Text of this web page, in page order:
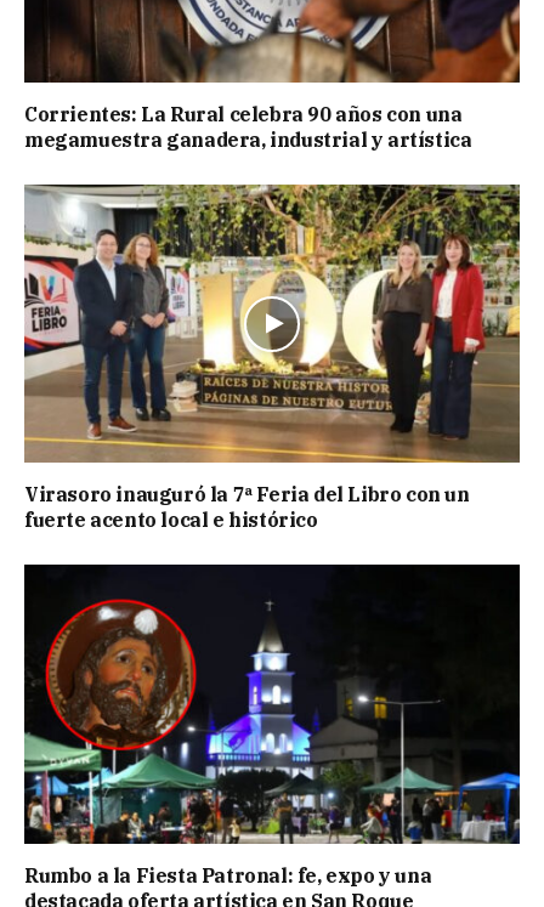
Corrientes: La Rural celebra 90 años con una
megamuestra ganadera, industrial y artística
Virasoro inauguró la 7ª Feria del Libro con un
fuerte acento local e histórico
Rumbo a la Fiesta Patronal: fe, expo y una
destacada oferta artística en San Roque